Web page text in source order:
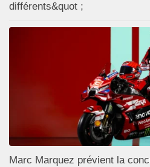
différents&quot ;
Marc Marquez prévient la